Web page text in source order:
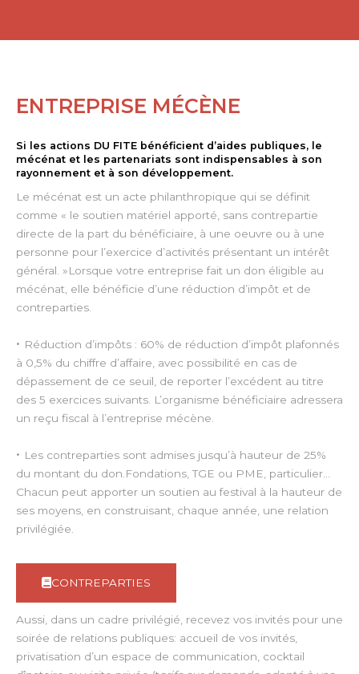
ENTREPRISE MÉCÈNE
Si les actions DU FITE bénéficient d’aides publiques, le
mécénat et les partenariats sont indispensables à son
rayonnement et à son développement.
Le mécénat est un acte philanthropique qui se définit
comme « le soutien matériel apporté, sans contrepartie
directe de la part du bénéficiaire, à une oeuvre ou à une
personne pour l’exercice d’activités présentant un intérêt
général. »Lorsque votre entreprise fait un don éligible au
mécénat, elle bénéficie d’une réduction d’impôt et de
contreparties.
• Réduction d’impôts : 60% de réduction d’impôt plafonnés
à 0,5% du chiffre d’affaire, avec possibilité en cas de
dépassement de ce seuil, de reporter l’excédent au titre
des 5 exercices suivants. L’organisme bénéficiaire adressera
un reçu fiscal à l’entreprise mécène.
• Les contreparties sont admises jusqu’à hauteur de 25%
du montant du don.Fondations, TGE ou PME, particulier…
Chacun peut apporter un soutien au festival à la hauteur de
ses moyens, en construisant, chaque année, une relation
privilégiée.
CONTREPARTIES
Aussi, dans un cadre privilégié, recevez vos invités pour une
soirée de relations publiques: accueil de vos invités,
privatisation d’un espace de communication, cocktail